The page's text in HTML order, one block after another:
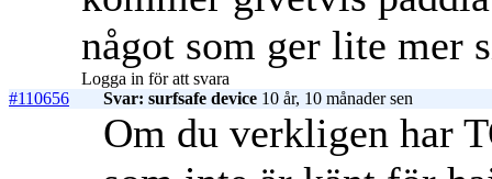
något som ger lite mer
Logga in för att svara
#110656
Svar: surfsafe device 10 år, 10 månader sen
Om du verkligen har